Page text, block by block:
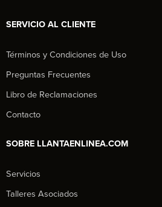
SERVICIO AL CLIENTE
Términos y Condiciones de Uso
Preguntas Frecuentes
Libro de Reclamaciones
Contacto
SOBRE LLANTAENLINEA.COM
Servicios
Talleres Asociados